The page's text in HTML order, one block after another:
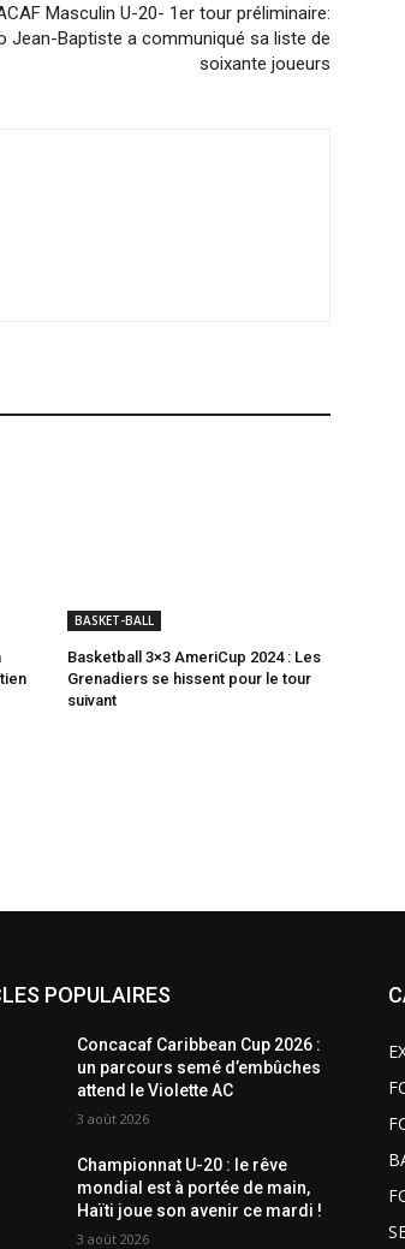
Masculin U-20- 1er tour préliminaire:
Jean-Baptiste a communiqué sa liste de
soixante joueurs
BASKET-BALL
Basketball 3×3 AmeriCup 2024 : Les
Grenadiers se hissent pour le tour
suivant
POPULAIRES
Concacaf Caribbean Cup 2026 :
un parcours semé d’embûches
attend le Violette AC
3 août 2026
Championnat U-20 : le rêve
mondial est à portée de main,
Haïti joue son avenir ce mardi !
3 août 2026